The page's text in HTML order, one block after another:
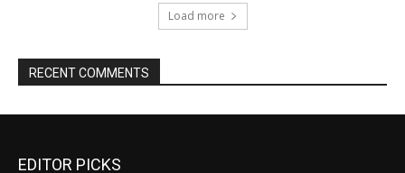
EDITOR PICKS